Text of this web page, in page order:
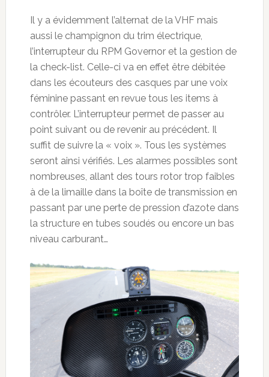
Il y a évidemment l’alternat de la VHF mais
aussi le champignon du trim électrique,
l’interrupteur du RPM Governor et la gestion de
la check-list. Celle-ci va en effet être débitée
dans les écouteurs des casques par une voix
féminine passant en revue tous les items à
contrôler. L’interrupteur permet de passer au
point suivant ou de revenir au précédent. Il
suffit de suivre la « voix ». Tous les systèmes
seront ainsi vérifiés. Les alarmes possibles sont
nombreuses, allant des tours rotor trop faibles
à de la limaille dans la boîte de transmission en
passant par une perte de pression d’azote dans
la structure en tubes soudés ou encore un bas
niveau carburant…